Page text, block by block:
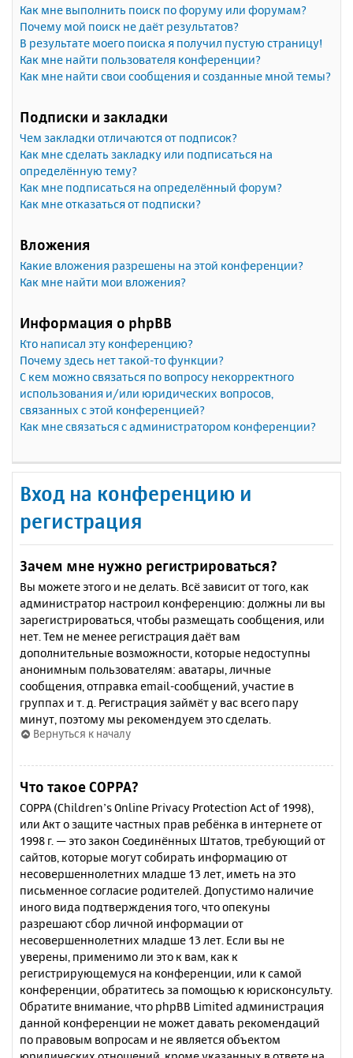
Как мне выполнить поиск по форуму или форумам?
Почему мой поиск не даёт результатов?
В результате моего поиска я получил пустую страницу!
Как мне найти пользователя конференции?
Как мне найти свои сообщения и созданные мной темы?
Подписки и закладки
Чем закладки отличаются от подписок?
Как мне сделать закладку или подписаться на
определённую тему?
Как мне подписаться на определённый форум?
Как мне отказаться от подписки?
Вложения
Какие вложения разрешены на этой конференции?
Как мне найти мои вложения?
Информация о phpBB
Кто написал эту конференцию?
Почему здесь нет такой-то функции?
С кем можно связаться по вопросу некорректного
использования и/или юридических вопросов,
связанных с этой конференцией?
Как мне связаться с администратором конференции?
Вход на конференцию и
регистрация
Зачем мне нужно регистрироваться?
Вы можете этого и не делать. Всё зависит от того, как
администратор настроил конференцию: должны ли вы
зарегистрироваться, чтобы размещать сообщения, или
нет. Тем не менее регистрация даёт вам
дополнительные возможности, которые недоступны
анонимным пользователям: аватары, личные
сообщения, отправка email-сообщений, участие в
группах и т. д. Регистрация займёт у вас всего пару
минут, поэтому мы рекомендуем это сделать.
Вернуться к началу
Что такое COPPA?
COPPA (Children’s Online Privacy Protection Act of 1998),
или Акт о защите частных прав ребёнка в интернете от
1998 г. — это закон Соединённых Штатов, требующий от
сайтов, которые могут собирать информацию от
несовершеннолетних младше 13 лет, иметь на это
письменное согласие родителей. Допустимо наличие
иного вида подтверждения того, что опекуны
разрешают сбор личной информации от
несовершеннолетних младше 13 лет. Если вы не
уверены, применимо ли это к вам, как к
регистрирующемуся на конференции, или к самой
конференции, обратитесь за помощью к юрисконсульту.
Обратите внимание, что phpBB Limited администрация
данной конференции не может давать рекомендаций
по правовым вопросам и не является объектом